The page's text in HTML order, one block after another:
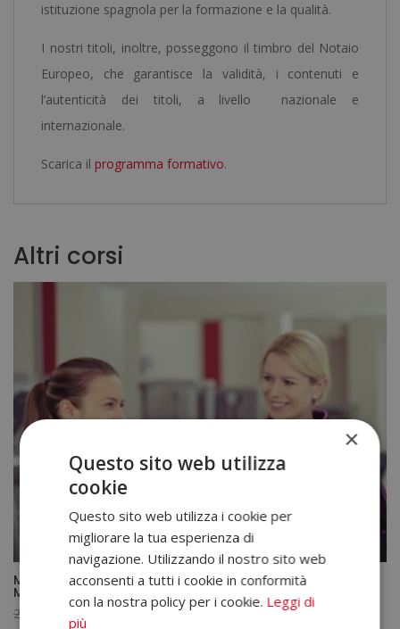
istituzione spagnola per la formazione e la qualità.
I nostri titoli, inoltre, posseggono il timbro del Notaio
Europeo, che garantisce la validità, i contenuti e
l’autenticità dei titoli, a livello nazionale e
internazionale.
Scarica il programma formativo.
Altri corsi
Master in Personal Trainer + Master in Struttore di
Muscolazione e Fitness
2.380,00
Il
Il
×
Questo sito web utilizza
cookie
Questo sito web utilizza i cookie per
migliorare la tua esperienza di
navigazione. Utilizzando il nostro sito web
acconsenti a tutti i cookie in conformità
con la nostra policy per i cookie. Leggi di
più